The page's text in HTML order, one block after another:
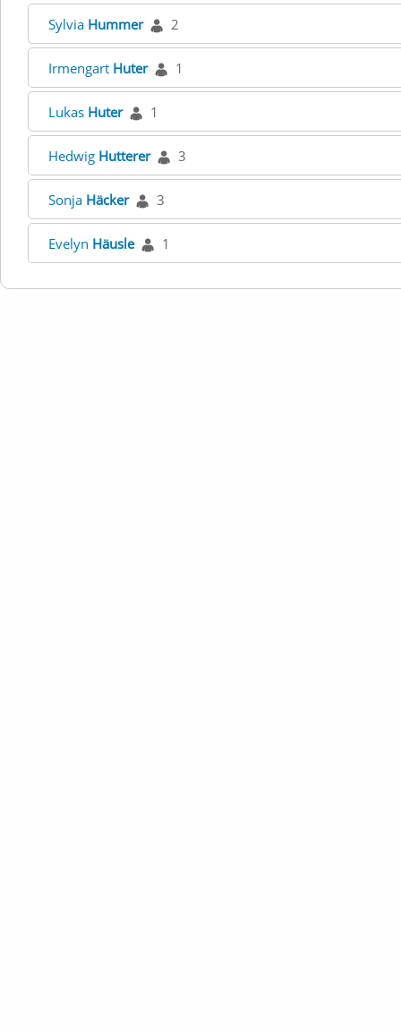
Sylvia Hummer 2
Irmengart Huter 1
Lukas Huter 1
Hedwig Hutterer 3
Sonja Häcker 3
Evelyn Häusle 1